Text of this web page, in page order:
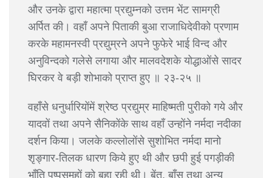
और उनके द्वारा महात्मा प्रद्युम्नको उत्तम भेंट सामग्री
अर्पित की। वहाँ अपने पिताकी बुआ राजाधिदेवीको प्रणाम
करके महामनस्वी प्रद्युम्रने अपने फुफेरे भाई विन्द और
अनुविन्दको गलेसे लगाया और मालवदेशके योद्धाओंसे सादर
घिरकर वे बड़ी शोभाको प्राप्त हुए ॥ २३-२५ ॥
वहाँसे धनुर्धारियोंमें श्रेष्ठ प्रद्युम्र माहिष्मती पुरीको गये और
यादवों तथा अपने सैनिकोंके साथ वहाँ उन्होंने नर्मदा नदीका
दर्शन किया। जलके कल्लोलोंसे सुशोभित नर्मदा मानो
शृङ्गार-तिलक धारण किये हुए थी और छपी हुई पगड़ीकी
भाँति पुष्पसमूहों को बहा रही थी। बेंत, बाँस तथा अन्य